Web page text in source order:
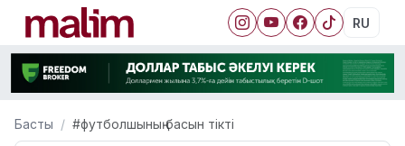
RU
Басты #футболшының басын тікті